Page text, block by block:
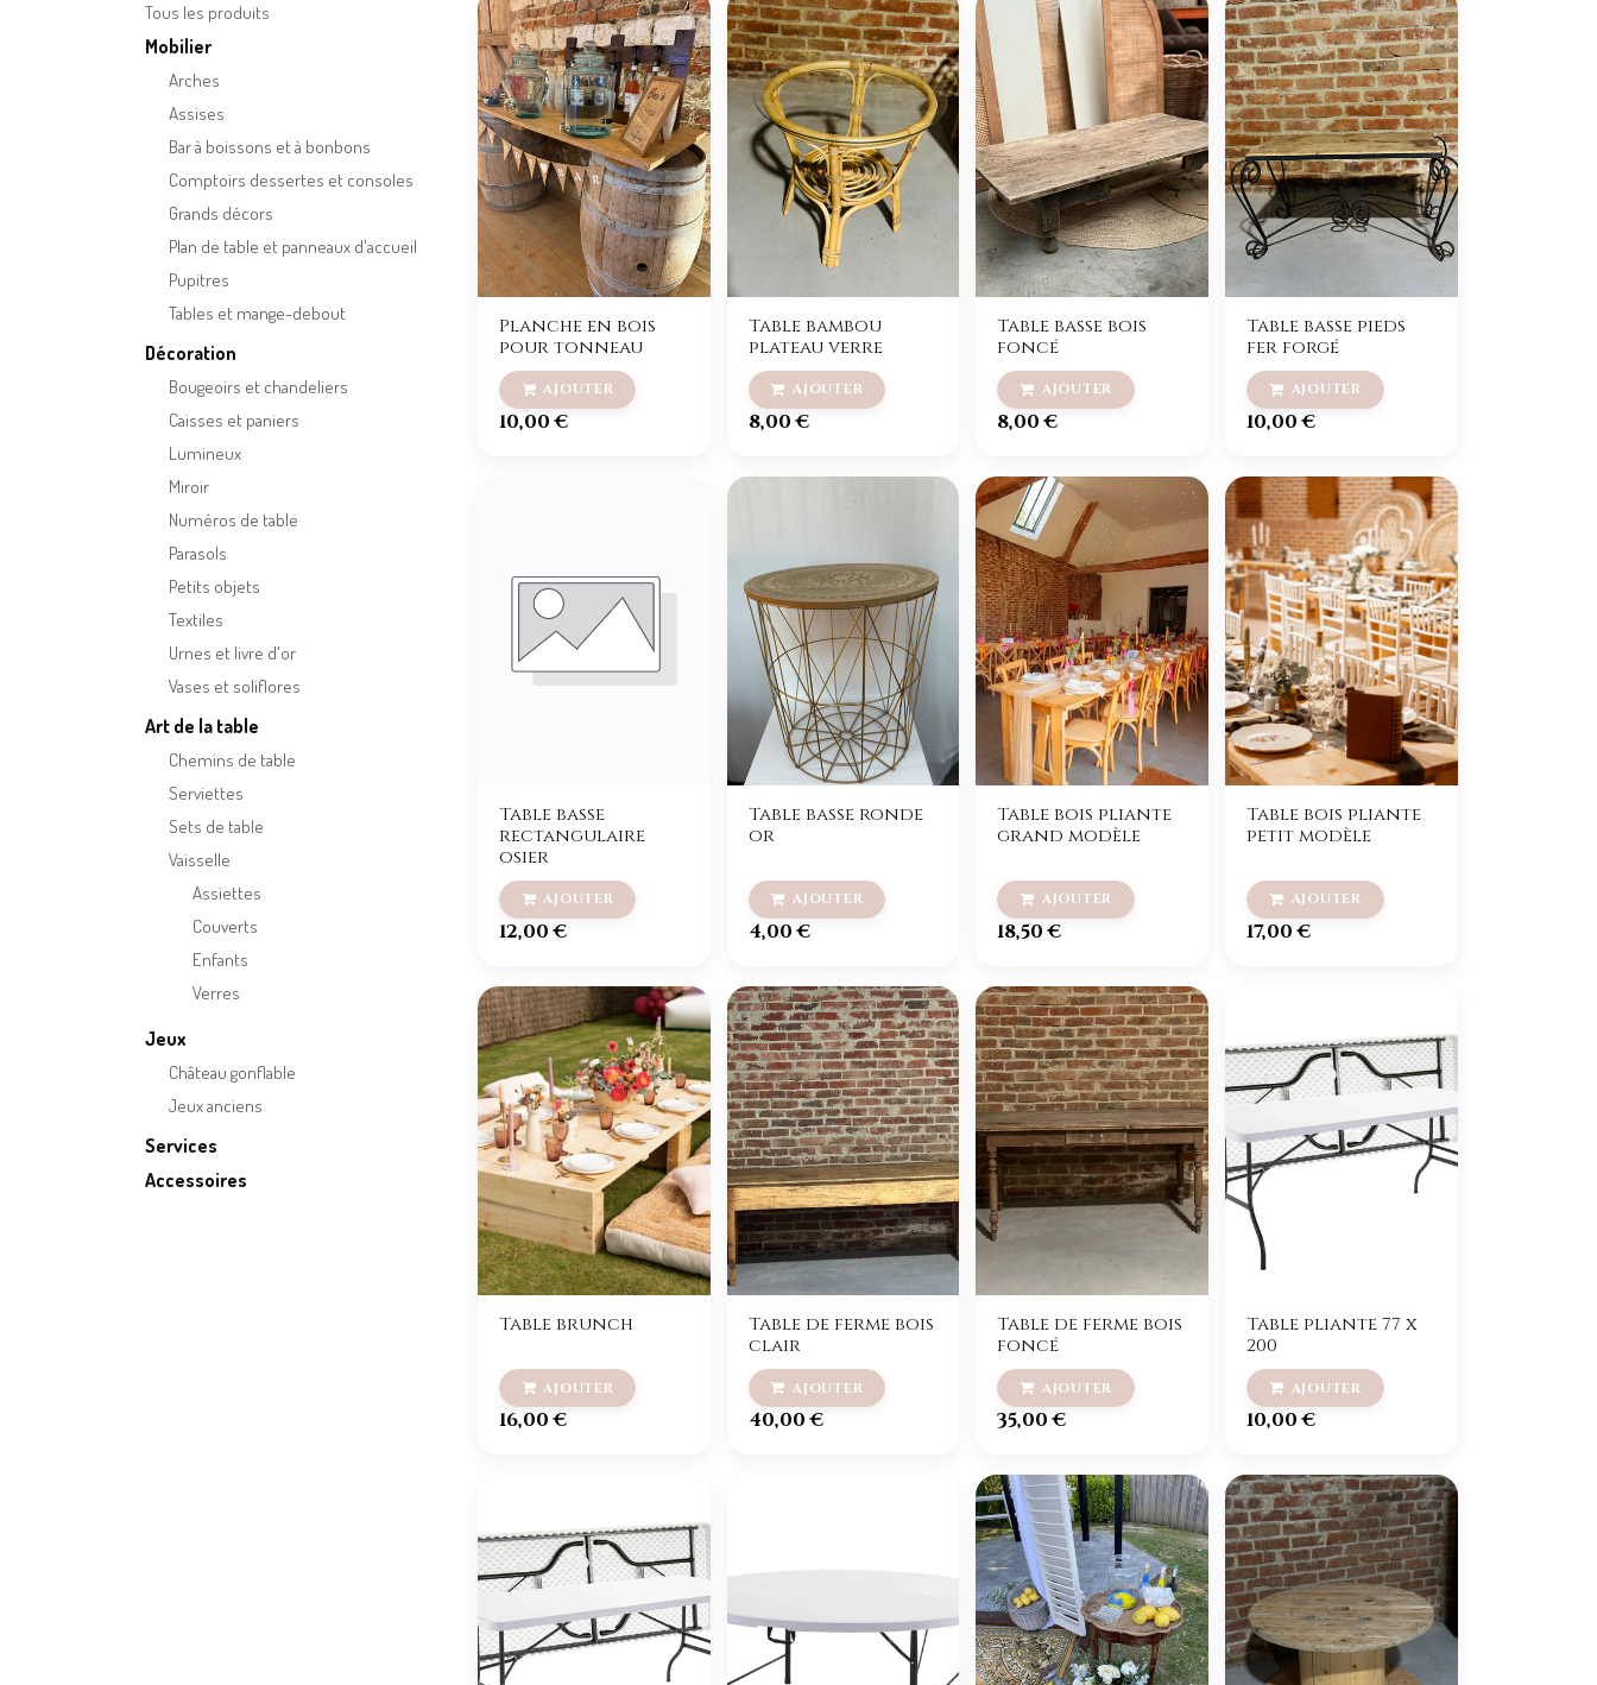
Tous les produits
Mobilier
Arches
Assises
Bar à boissons et à bonbons
Comptoirs dessertes et consoles
Grands décors
Plan de table et panneaux d'accueil
Pupitres
Tables et mange-debout
Décoration
Bougeoirs et chandeliers
Caisses et paniers
Lumineux
Miroir
Numéros de table
Parasols
Petits objets
Textiles
Urnes et livre d'or
Vases et soliflores
Art de la table
Chemins de table
Serviettes
Sets de table
Vaisselle
Assiettes
Couverts
Enfants
Verres
Jeux
Château gonflable
Jeux anciens
Services
Accessoires
Planche en bois
pour tonneau
10,00€
Table bambou
plateau verre
8,00€
Table basse bois
foncé
8,00€
Table basse pieds
fer forgé
10,00€
Table basse
rectangulaire
osier
12,00€
Table basse ronde
or
4,00€
Table bois pliante
grand modèle
18,50€
Table bois pliante
petit modèle
17,00€
Table brunch
16,00€
Table de ferme bois
clair
40,00€
Table de ferme bois
foncé
35,00€
Table pliante 77 x
200
10,00€